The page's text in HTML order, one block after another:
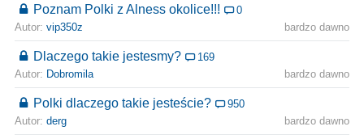
Poznam Polki z Alness okolice!!!
0
Autor: vip350z bardzo dawno
Dlaczego takie jestesmy?
169
Autor: Dobromila bardzo dawno
Polki dlaczego takie jesteście?
950
Autor: derg bardzo dawno